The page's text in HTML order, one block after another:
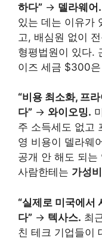
하다” → 델라웨어.
있는 데는 이유가
고, 배심원 없이
형평법원이 있다.
이즈 세금 $300
“비용 최소화, 프
다” → 와이오밍.
주 소득세도 없고
영 비용이 델라웨
공개 안 해도 되는
사람한테는 가성
“실제로 미국에서
다” → 텍사스. 최
친 테크 기업들이